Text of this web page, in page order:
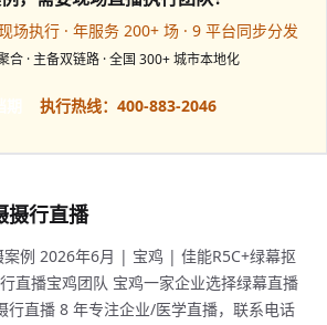
场执行 · 年服务 200+ 场 · 9 平台同步分发
合 · 主备双链路 · 全国 300+ 城市本地化
执行热线：400-883-2046
摄行直播
案例 2026年6月 | 宝鸡 | 佳能R5C+绿幕抠
直播宝鸡团队 宝鸡一家企业选择绿幕直播
行直播 8 年专注企业/医学直播，联系电话